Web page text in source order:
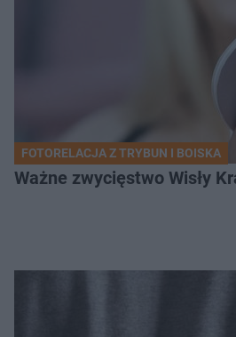
FOTORELACJA Z TRYBUN I BOISKA
Ważne zwycięstwo Wisły